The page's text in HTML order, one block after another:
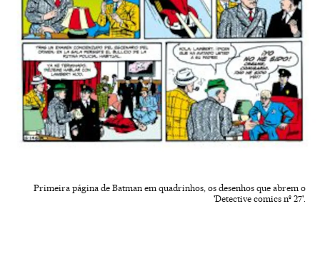
Primeira página de Batman em quadrinhos, os desenhos que abrem o
'Detective comics nº 27'.